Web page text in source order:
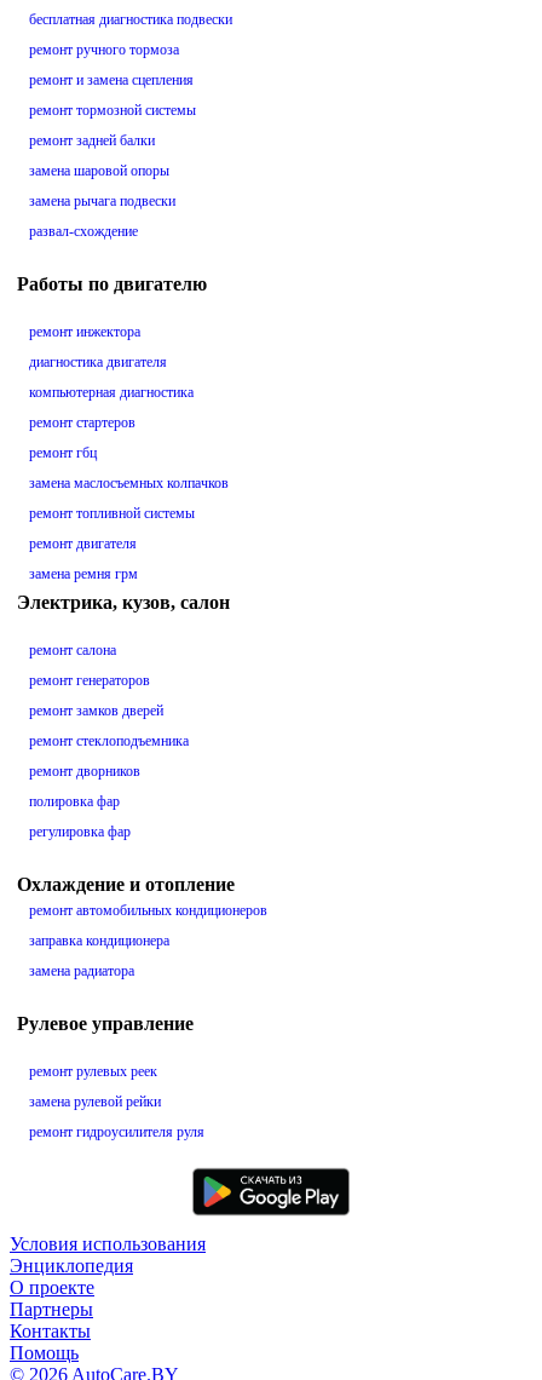
бесплатная диагностика подвески
ремонт ручного тормоза
ремонт и замена сцепления
ремонт тормозной системы
ремонт задней балки
замена шаровой опоры
замена рычага подвески
развал-схождение
Работы по двигателю
ремонт инжектора
диагностика двигателя
компьютерная диагностика
ремонт стартеров
ремонт гбц
замена маслосъемных колпачков
ремонт топливной системы
ремонт двигателя
замена ремня грм
Электрика, кузов, салон
ремонт салона
ремонт генераторов
ремонт замков дверей
ремонт стеклоподъемника
ремонт дворников
полировка фар
регулировка фар
Охлаждение и отопление
ремонт автомобильных кондиционеров
заправка кондиционера
замена радиатора
Рулевое управление
ремонт рулевых реек
замена рулевой рейки
ремонт гидроусилителя руля
Условия использования
Энциклопедия
О проекте
Партнеры
Контакты
Помощь
© 2026 AutoCare.BY